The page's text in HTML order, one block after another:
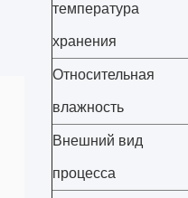
температура
хранения
Относительная
влажность
Внешний вид
процесса